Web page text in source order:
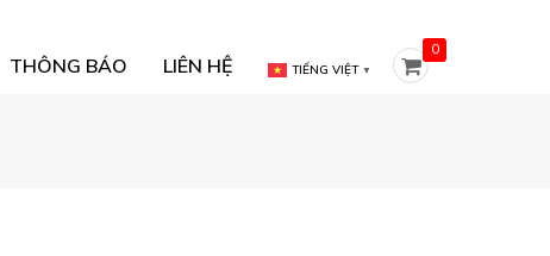
THÔNG BÁO LIÊN HỆ TIẾNG VIỆT ▼
0